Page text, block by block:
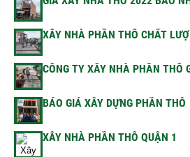
XÂY NHÀ PHẦN THÔ CHẤT
CÔNG TY XÂY NHÀ PHẦN THÔ
BÁO GIÁ XÂY DỰNG PHẦN THÔ
XÂY NHÀ PHẦN THÔ QUẬN 1